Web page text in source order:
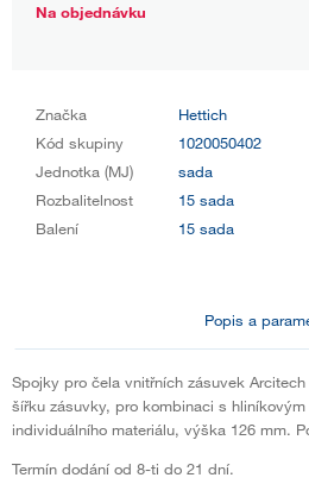
Na objednávku
Značka
Hettich
Kód skupiny
1020050402
Jednotka (MJ)
sada
Rozbalitelnost
15 sada
Balení
15 sada
Popis a
Spojky pro čela vnitřních zásuvek
šířku zásuvky, pro kombinaci s
individuálního materiálu, výška 126 mm.
Termín dodání od 8-ti do 21 dní.